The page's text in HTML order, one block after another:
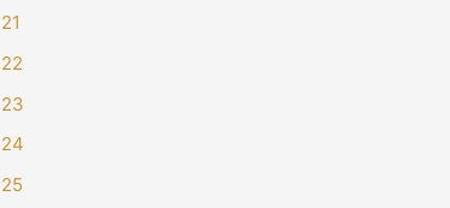
21
22
23
24
25